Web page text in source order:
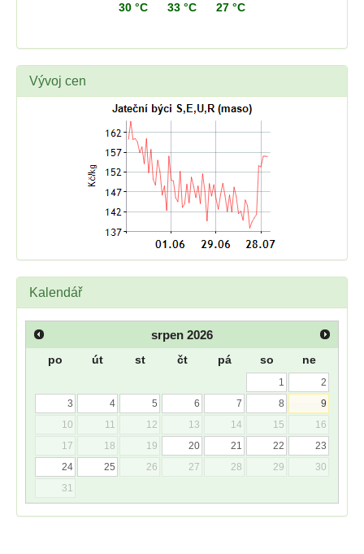
30 °C 33 °C 27 °C
Vývoj cen
Kalendář
srpen 2026
po út st čt pá so ne
1
2
3
4 5 6 7 8
9
10
11 12 13 14 15
16
17
18 19 20 21 22
23
24
25 26 27 28 29
30
31